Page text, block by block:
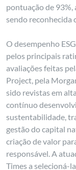
pontuação de
sendo reconhecida
O desempenho
pelos principais
avaliações feitas
Project, pela
sido revistas em
contínuo
sustentabilidade,
gestão do capital
criação de valor
responsável. A
Times a selecioná-